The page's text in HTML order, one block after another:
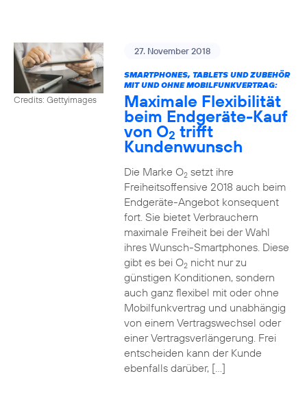
Credits: Gettyimages
27. November 2018
SMARTPHONES, TABLETS UND ZUBEHÖR
MIT UND OHNE MOBILFUNKVERTRAG:
Maximale Flexibilität
beim Endgeräte-Kauf
von O2 trifft
Kundenwunsch
Die Marke O2setzt ihre
Freiheitsoffensive 2018 auch beim
Endgeräte-Angebot konsequent
fort. Sie bietet Verbrauchern
maximale Freiheit bei der Wahl
ihres Wunsch-Smartphones. Diese
gibt es bei O2nicht nur zu
günstigen Konditionen, sondern
auch ganz flexibel mit oder ohne
Mobilfunkvertrag und unabhängig
von einem Vertragswechsel oder
einer Vertragsverlängerung. Frei
entscheiden kann der Kunde
ebenfalls darüber, […]